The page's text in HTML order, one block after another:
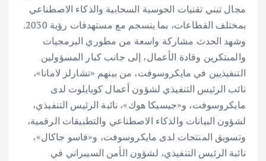
مجال تبني تقنيات الحوسبة السحابية والذكاء الاصطناعي
بمختلف القطاعات، بما ينسجم مع مستهدفات رؤية 2030.
وشهد الحدث مشاركة واسعة من مطوري البرمجيات
والمبتكرين وقادة الأعمال، إلى جانب كبار المسؤولين
التنفيذيين في مايكروسوفت، من بينهم «تشارلز لامانا»،
نائب الرئيس التنفيذي لشؤون أعمال كوبايلوت لدى
مايكروسوفت، و«جيسيكا هوك»، نائبة الرئيس التنفيذي،
لشؤون البيانات والذكاء الاصطناعي والتطبيقات الرقمية،
وتسويق المنتجات لدى مايكروسوفت، و«فاسو جاكال»،
نائبة الرئيس التنفيذي، لشؤون الأمن السيبراني في